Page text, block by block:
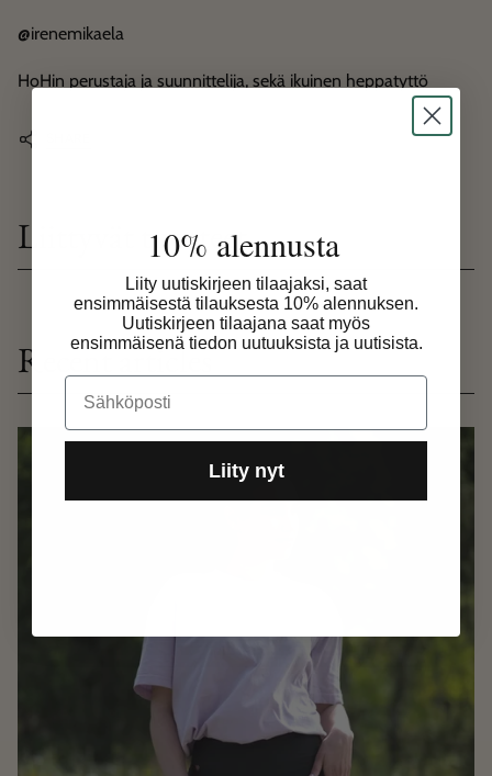
@irenemikaela
HoHin perustaja ja suunnittelija, sekä ikuinen heppatyttö
Liittyvät tuotteet
Recent articles
10% alennusta
Liity uutiskirjeen tilaajaksi, saat
ensimmäisestä tilauksesta 10% alennuksen.
Uutiskirjeen tilaajana saat myös
ensimmäisenä tiedon uutuuksista ja uutisista.
Email
Liity nyt